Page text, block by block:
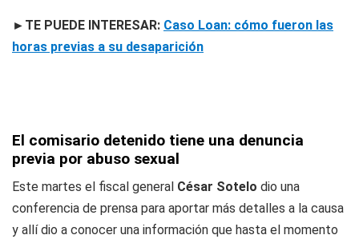
►TE PUEDE INTERESAR: Caso Loan: cómo fueron las
horas previas a su desaparición
El comisario detenido tiene una denuncia
previa por abuso sexual
Este martes el fiscal general César Sotelo dio una
conferencia de prensa para aportar más detalles a la causa
y allí dio a conocer una información que hasta el momento